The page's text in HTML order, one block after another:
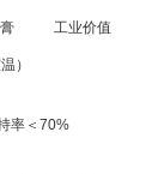
膏 工业价值
温）
持率＜70%